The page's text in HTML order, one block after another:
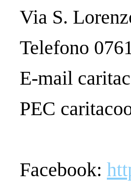
Via S.
Telefono
E-mail
PEC
Facebook: